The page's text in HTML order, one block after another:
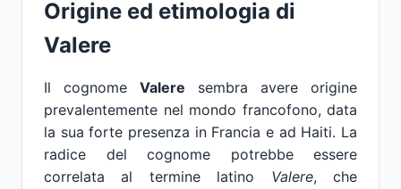
Origine ed etimologia di
Valere
Il cognome Valere sembra avere origine
prevalentemente nel mondo francofono, data
la sua forte presenza in Francia e ad Haiti. La
radice del cognome potrebbe essere
correlata al termine latino Valere, che